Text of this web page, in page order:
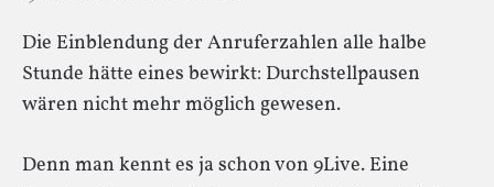
Die Einblendung der Anruferzahlen alle halbe
Stunde hätte eines bewirkt: Durchstellpausen
wären nicht mehr möglich gewesen.
Denn man kennt es ja schon von 9Live. Eine